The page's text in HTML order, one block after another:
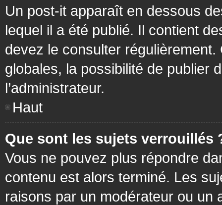
Un post-it apparaît en dessous
lequel il a été publié. Il contient
devez le consulter
globales, la possibilité de publier
l’administrateur.
Haut
Que sont les sujets verrouillés
Vous ne pouvez plus répondre
contenu est alors terminé. Les
raisons par un modérateur ou un